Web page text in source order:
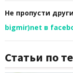
Не пропусти
bigmir)net в
Статьи по